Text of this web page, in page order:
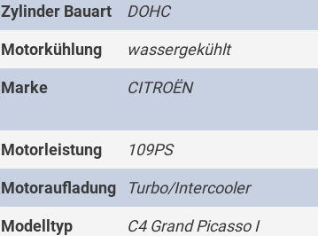
Zylinder Bauart DOHC
Motorkühlung wassergekühlt
Marke CITROËN
Motorleistung 109PS
Motoraufladung Turbo/Intercooler
Modelltyp C4 Grand Picasso I